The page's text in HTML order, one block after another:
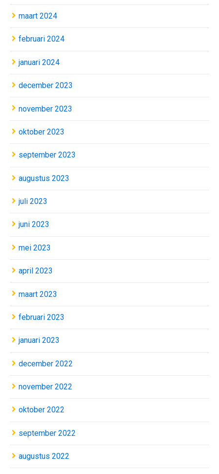
maart 2024
februari 2024
januari 2024
december 2023
november 2023
oktober 2023
september 2023
augustus 2023
juli 2023
juni 2023
mei 2023
april 2023
maart 2023
februari 2023
januari 2023
december 2022
november 2022
oktober 2022
september 2022
augustus 2022